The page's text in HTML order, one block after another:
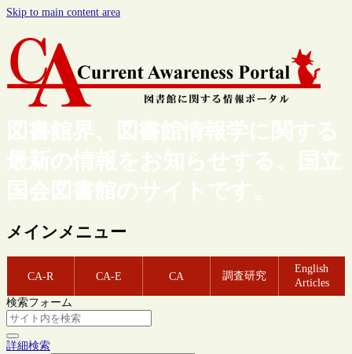
Skip to main content area
図書館界、図書館情報学に関する
最新の情報をお知らせする、国立
国会図書館のサイトです。
メインメニュー
CA-R CA-E CA 調査研究
English
Articles
検索フォーム
詳細検索